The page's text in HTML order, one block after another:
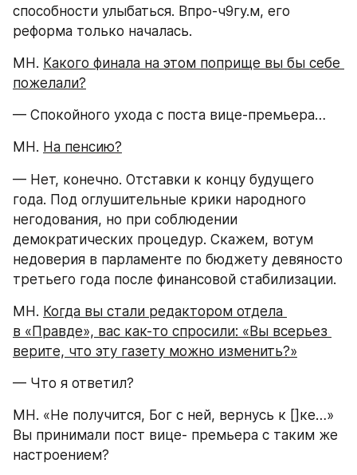
способности улыбаться. Впро-ч9гу.м, его
реформа только началась.
МН. Какого финала на этом поприще вы бы себе
пожелали?
— Спокойного ухода с поста вице-премьера…
МН. На пенсию?
— Нет, конечно. Отставки к концу будущего
года. Под оглушительные крики народного
негодования, но при соблюдении
демократических процедур. Скажем, вотум
недоверия в парламенте по бюджету девяносто
третьего года после финансовой стабилизации.
МН. Когда вы стали редактором отдела
в «Правде», вас как-то спросили: «Вы всерьез
верите, что эту газету можно изменить?»
— Что я ответил?
МН. «Не получится, Бог с ней, вернусь к []ке…»
Вы принимали пост вице- премьера с таким же
настроением?